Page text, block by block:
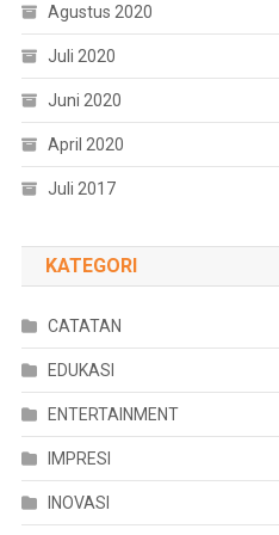
Agustus 2020
Juli 2020
Juni 2020
April 2020
Juli 2017
KATEGORI
CATATAN
EDUKASI
ENTERTAINMENT
IMPRESI
INOVASI